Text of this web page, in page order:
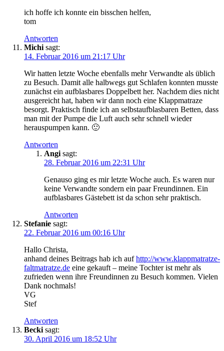
ich hoffe ich konnte ein bisschen helfen,
tom
Antworten
Michi sagt:
14. Februar 2016 um 21:17 Uhr
Wir hatten letzte Woche ebenfalls mehr Verwandte als üblich
zu Besuch. Damit alle halbwegs gut Schlafen konnten musste
zunächst ein aufblasbares Doppelbett her. Nachdem dies nicht
ausgereicht hat, haben wir dann noch eine Klappmatraze
besorgt. Praktisch finde ich an selbstaufblasbaren Betten, dass
man mit der Pumpe die Luft auch sehr schnell wieder
herauspumpen kann. 🙂
Antworten
Angi sagt:
28. Februar 2016 um 22:31 Uhr
Genauso ging es mir letzte Woche auch. Es waren nur
keine Verwandte sondern ein paar Freundinnen. Ein
aufblasbares Gästebett ist da schon sehr praktisch.
Antworten
Stefanie sagt:
22. Februar 2016 um 00:16 Uhr
Hallo Christa,
anhand deines Beitrags hab ich aufhttp://www.klappmatratze-
faltmatratze.de eine gekauft – meine Tochter ist mehr als
zufrieden wenn ihre Freundinnen zu Besuch kommen. Vielen
Dank nochmals!
VG
Stef
Antworten
Becki sagt:
30. April 2016 um 18:52 Uhr